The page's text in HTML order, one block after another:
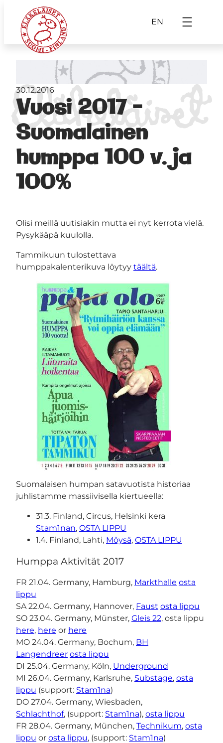
EN
Vuosi 2017 –
Suomalainen
humppa 100 v. ja
100%
30.12.2016
Olisi meillä uutisiakin mutta ei nyt kerrota vielä.
Pysykääpä kuulolla.
Tammikuun tulostettava
humppakalenterikuva löytyy täältä.
Suomalaisen humpan satavuotista historiaa
juhlistamme massiivisella kiertueella:
31.3. Finland, Circus, Helsinki kera
Stam1nan, OSTA LIPPU
1.4. Finland, Lahti, Möysä, OSTA LIPPU
Humppa Aktivität 2017
FR 21.04. Germany, Hamburg, Markthalle osta
lippu
SA 22.04. Germany, Hannover, Faust osta lippu
SO 23.04. Germany, Münster, Gleis 22, osta lippu
here, here or here
MO 24.04. Germany, Bochum, BH
Langendreer osta lippu
DI 25.04. Germany, Köln, Underground
MI 26.04. Germany, Karlsruhe, Substage, osta
lippu (support: Stam1na)
DO 27.04. Germany, Wiesbaden,
Schlachthof, (support: Stam1na), osta lippu
FR 28.04. Germany, München, Technikum, osta
lippu or osta lippu, (support: Stam1na)